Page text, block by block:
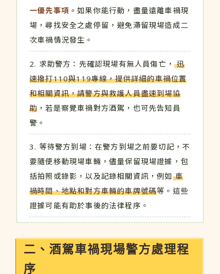
一優先事項。如果你能行動，盡量遠離車禍現
場，尋找安全之處停留，避免滯留現場造成二
次車禍情況發生。
求助警方：先確認現場有無人員傷亡， 迅
速撥打110與119專線，提供詳細的車禍位置
和相關資訊，請警方與救護人員盡速到場協
助 ，若是察覺車禍對方酒駕，也可先告知員
警。
等待警方到場：在警方到場之前要切記，不
要隨便移動現場車輛，儘量保留現場證據，包
括拍照或錄影，以及記錄相關資訊，例如 車
禍時間、地點和對方車輛的車牌號碼等。這些
證據可能有助於事後的法律程序。
二、酒駕車禍現場警方處理程
序